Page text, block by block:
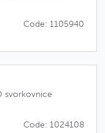
Code: 1105940
svorkovnice
Code: 1024108